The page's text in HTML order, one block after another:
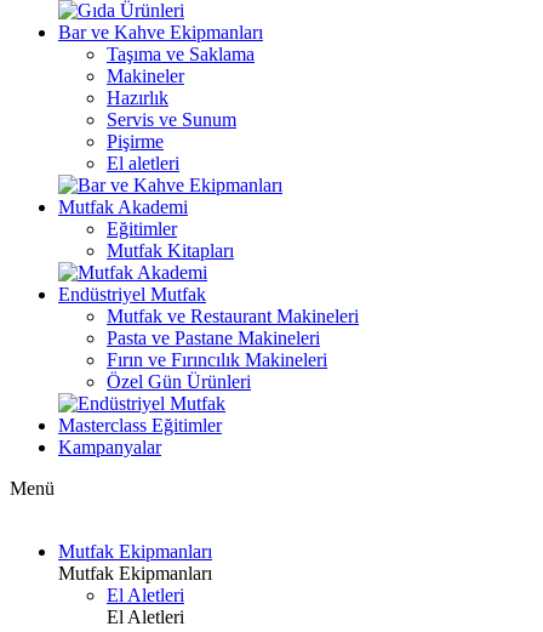
Bar ve Kahve Ekipmanları
Taşıma ve Saklama
Makineler
Hazırlık
Servis ve Sunum
Pişirme
El aletleri
Mutfak Akademi
Eğitimler
Mutfak Kitapları
Endüstriyel Mutfak
Mutfak ve Restaurant Makineleri
Pasta ve Pastane Makineleri
Fırın ve Fırıncılık Makineleri
Özel Gün Ürünleri
Masterclass Eğitimler
Kampanyalar
Menü
Mutfak Ekipmanları
Mutfak Ekipmanları
El Aletleri
El Aletleri